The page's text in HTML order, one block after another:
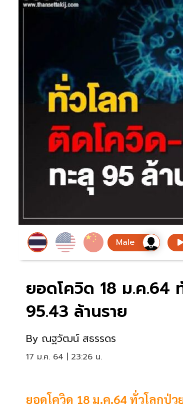
ยอดโควิด 18 ม.ค.64
95.43 ล้านราย
By ณฐวัฒน์ สธรรดร
17 ม.ค. 64 | 23:26 น.
ยอดโควิด 18 ม.ค.64 ทั่วโลกป่ว